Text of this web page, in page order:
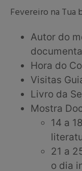
Fevereiro na Tua
Autor do
Hora do
Visitas
Livro da
Mostra
14 a
21 a
o dia